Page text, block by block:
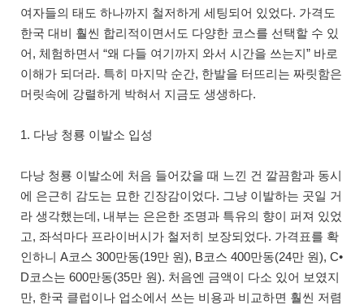
여자들의 태도 하나까지 철저하게 세팅되어 있었다. 가격도
한국 대비 훨씬 합리적이면서도 다양한 코스를 선택할 수 있
어, 체험하면서 “왜 다들 여기까지 와서 시간을 쓰는지” 바로
이해가 되더라. 특히 마지막 순간, 한발을 터뜨리는 짜릿함은
머릿속에 강렬하게 박혀서 지금도 생생하다.
1. 다낭 청룡 이발소 입성
다낭 청룡 이발소에 처음 들어갔을 때 느낀 건 깔끔함과 동시
에 은근히 감도는 묘한 긴장감이었다. 그냥 이발하는 곳일 거
라 생각했는데, 내부는 은은한 조명과 특유의 향이 퍼져 있었
고, 좌석마다 프라이버시가 철저히 보장되었다. 가격표를 확
인하니 A코스 300만동(19만 원), B코스 400만동(24만 원), C•
D코스는 600만동(35만 원). 처음엔 금액이 다소 있어 보였지
만, 한국 클럽이나 업소에서 쓰는 비용과 비교하면 훨씬 저렴